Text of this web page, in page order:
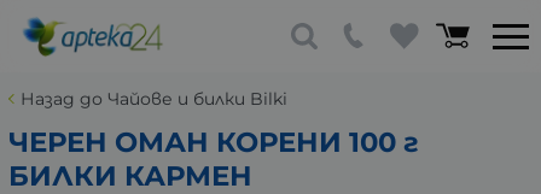
Назад до Чайове и билки Bilki
ЧЕРЕН ОМАН КОРЕНИ 100 г
БИЛКИ КАРМЕН